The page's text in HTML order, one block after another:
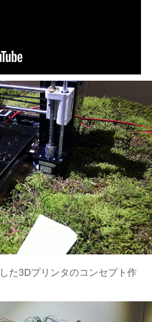
た3Dプリンタのコンセプト作